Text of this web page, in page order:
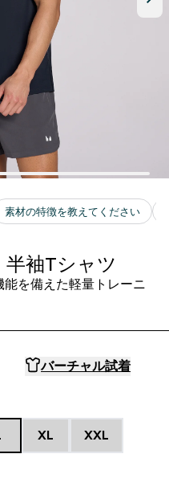
袖Tシャツ
を備えた軽量トレーニ
バーチャル試着
XL XXL